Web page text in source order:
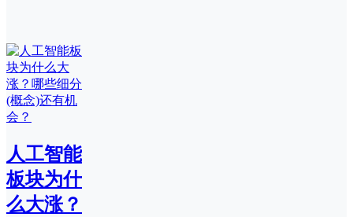
人工智能
板块为什
么大涨？